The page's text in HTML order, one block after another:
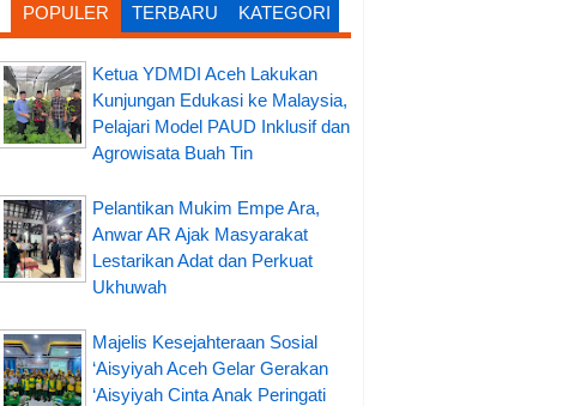
POPULER TERBARU KATEGORI
Ketua YDMDI Aceh Lakukan
Kunjungan Edukasi ke Malaysia,
Pelajari Model PAUD Inklusif dan
Agrowisata Buah Tin
Pelantikan Mukim Empe Ara,
Anwar AR Ajak Masyarakat
Lestarikan Adat dan Perkuat
Ukhuwah
Majelis Kesejahteraan Sosial
‘Aisyiyah Aceh Gelar Gerakan
‘Aisyiyah Cinta Anak Peringati